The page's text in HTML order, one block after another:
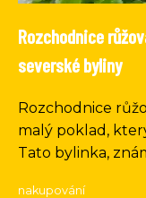
Rozchodnice
severské byliny
Rozchodnice
malý poklad,
Tato bylinka,
nakupování